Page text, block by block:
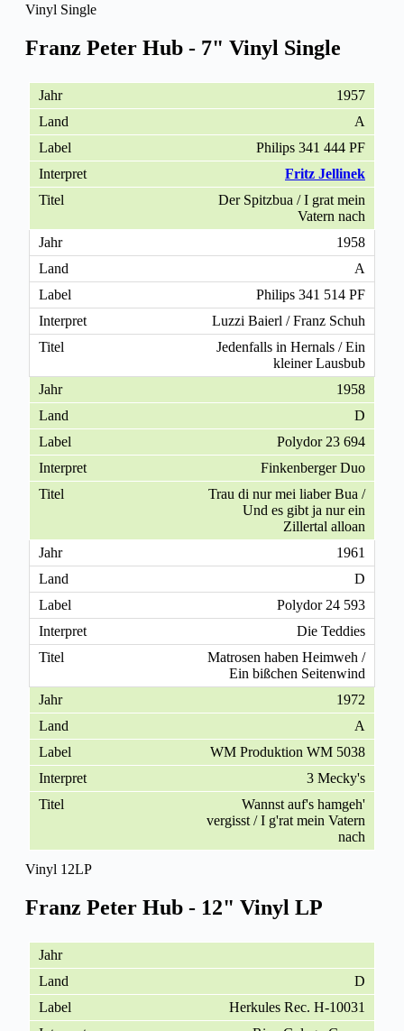
Vinyl Single
Franz Peter Hub - 7" Vinyl Single
1957
A
Philips 341 444 PF
Fritz Jellinek
Der Spitzbua / I grat mein
Vatern nach
1958
A
Philips 341 514 PF
Luzzi Baierl / Franz Schuh
Jedenfalls in Hernals / Ein
kleiner Lausbub
1958
D
Polydor 23 694
Finkenberger Duo
Trau di nur mei liaber Bua /
Und es gibt ja nur ein
Zillertal alloan
1961
D
Polydor 24 593
Die Teddies
Matrosen haben Heimweh /
Ein bißchen Seitenwind
1972
A
WM Produktion WM 5038
3 Mecky's
Wannst auf's hamgeh'
vergisst / I g'rat mein Vatern
nach
Vinyl 12LP
Franz Peter Hub - 12" Vinyl LP
D
Herkules Rec. H-10031